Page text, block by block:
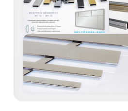
PLEXIGLAS PMMA
DOUBLE VITRAGE
ACCESSOIRES &
CATALOGUE DE PROFILS ET
VERRE